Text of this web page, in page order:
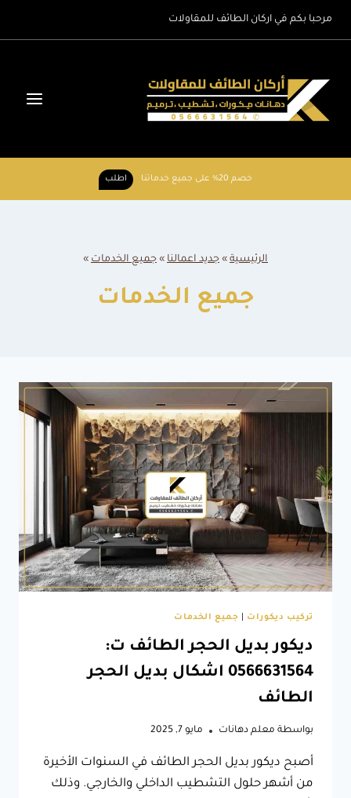
مرحبا بكم في اركان الطائف للمقاولات
خصم 20% على جميع خدماتنا اطلب
الرئيسية » جديد اعمالنا » جميع الخدمات »
جميع الخدمات
تركيب ديكورات جميع الخدمات
ديكور بديل الحجر الطائف ت:
0566631564 اشكال بديل الحجر
الطائف
بواسطة معلم دهانات مايو 7, 2025
أصبح ديكور بديل الحجر الطائف في السنوات الأخيرة
من أشهر حلول التشطيب الداخلي والخارجي. وذلك